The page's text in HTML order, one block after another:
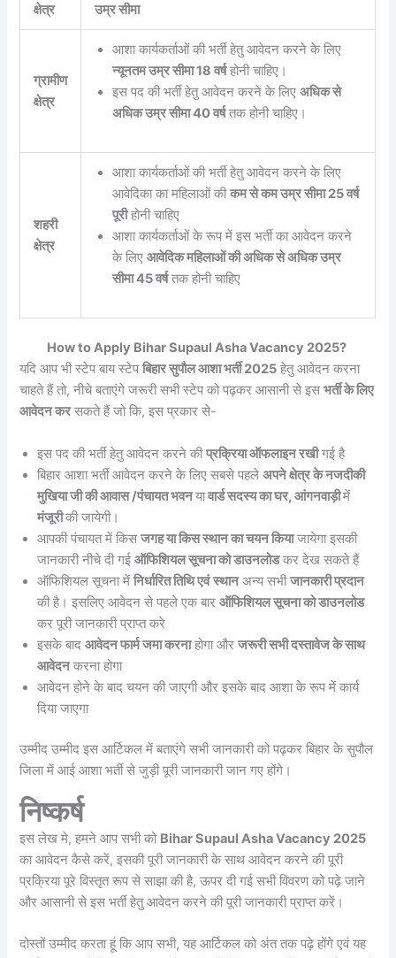
क्षेत्र उम्र सीमा
ग्रामीण
क्षेत्र
आशा कार्यकर्ताओं की भर्ती हेतु आवेदन करने के लिए
न्यूनतम उम्र सीमा 18 वर्षहोनी चाहिए।
इस पद की भर्ती हेतु आवेदन करने के लिएअधिक से
अधिक उम्र सीमा 40 वर्षतक होनी चाहिए।
शहरी
क्षेत्र
आशा कार्यकर्ताओं की भर्ती हेतु आवेदन करने के लिए
आवेदिका का महिलाओं कीकम से कम उम्र सीमा 25 वर्ष
पूरीहोनी चाहिए
आशा कार्यकर्ताओं के रूप में इस भर्ती का आवेदन करने
के लिएआवेदिक महिलाओं की अधिक से अधिक उम्र
सीमा 45 वर्षतक होनी चाहिए
How to Apply Bihar Supaul Asha Vacancy 2025?
यदि आप भी स्टेप बाय स्टेपबिहार सुपौल आशा भर्ती 2025 हेतु आवेदन करना
चाहते हैं तो, नीचे बताएंगे जरूरी सभी स्टेप को पढ़कर आसानी से इसभर्ती के लिए
आवेदन करसकते हैं जो कि, इस प्रकार से-
इस पद की भर्ती हेतु आवेदन करने कीप्रक्रिया ऑफलाइन रखीगई है
बिहार आशा भर्ती आवेदन करने के लिए सबसे पहलेअपने क्षेत्र के नजदीकी
मुखिया जी की आवास /पंचायत भवनयावार्ड सदस्य का घर, आंगनवाड़ीमें
मंजूरीकी जायेगी।
आपकी पंचायत में किसजगह या किस स्थान का चयन कियाजायेगा इसकी
जानकारी नीचे दी गईऑफिशियल सूचना को डाउनलोडकर देख सकते हैं
ऑफिशियल सूचना मेंनिर्धारित तिथि एवं स्थानअन्य सभीजानकारी प्रदान
की है। इसलिए आवेदन से पहले एक बारऑफिशियल सूचना को डाउनलोड
कर पूरी जानकारी प्राप्त करे
इसके बादआवेदन फार्म जमा करनाहोगा औरजरूरी सभी दस्तावेज के साथ
आवेदनकरना होगा
आवेदन होने के बाद चयन की जाएगी और इसके बाद आशा के रूप में कार्य
दिया जाएगा
उम्मीद उम्मीद इस आर्टिकल में बताएंगे सभी जानकारी को पढ़कर बिहार के सुपौल
जिला में आई आशा भर्ती से जुड़ी पूरी जानकारी जान गए होंगे।
निष्कर्ष
इस लेख मे, हमने आप सभी को Bihar Supaul Asha Vacancy 2025
का आवेदन कैसे करें, इसकी पूरी जानकारी के साथ आवेदन करने की पूरी
प्रक्रिया पूरे विस्तृत रूप से साझा की है, ऊपर दी गई सभी विवरण को पढ़े जाने
और आसानी से इस भर्ती हेतु आवेदन करने की पूरी जानकारी प्राप्त करें।
दोस्तों उम्मीद करता हूं कि आप सभी, यह आर्टिकल को अंत तक पढ़े होंगे एवं यह